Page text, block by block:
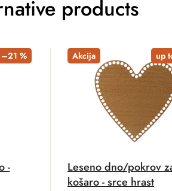
products
%
-
Akcija up
Leseno dno/pokrov
košaro - srce hrast